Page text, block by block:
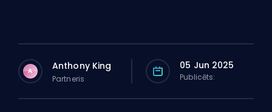
A Anthony King
Partneris
05 Jun 2025
Publicēts: